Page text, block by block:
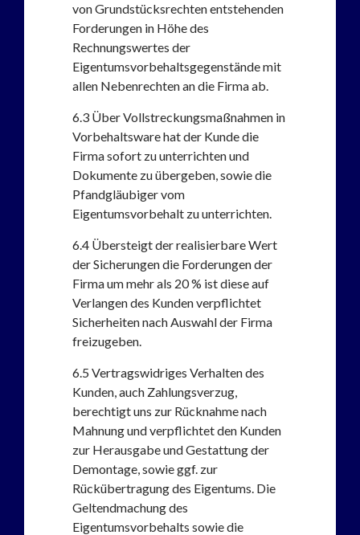
von Grundstücksrechten entstehenden
Forderungen in Höhe des
Rechnungswertes der
Eigentumsvorbehaltsgegenstände mit
allen Nebenrechten an die Firma ab.
6.3 Über Vollstreckungsmaßnahmen in
Vorbehaltsware hat der Kunde die
Firma sofort zu unterrichten und
Dokumente zu übergeben, sowie die
Pfandgläubiger vom
Eigentumsvorbehalt zu unterrichten.
6.4 Übersteigt der realisierbare Wert
der Sicherungen die Forderungen der
Firma um mehr als 20 % ist diese auf
Verlangen des Kunden verpflichtet
Sicherheiten nach Auswahl der Firma
freizugeben.
6.5 Vertragswidriges Verhalten des
Kunden, auch Zahlungsverzug,
berechtigt uns zur Rücknahme nach
Mahnung und verpflichtet den Kunden
zur Herausgabe und Gestattung der
Demontage, sowie ggf. zur
Rückübertragung des Eigentums. Die
Geltendmachung des
Eigentumsvorbehalts sowie die